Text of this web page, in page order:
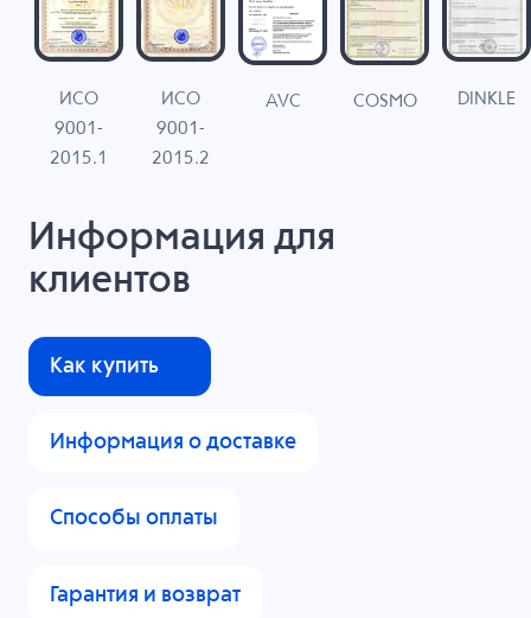
ИСО
9001-
2015.1
ИСО
9001-
2015.2
AVC COSMO DINKLE
Информация для
клиентов
Как купить
Информация о доставке
Способы оплаты
Гарантия и возврат